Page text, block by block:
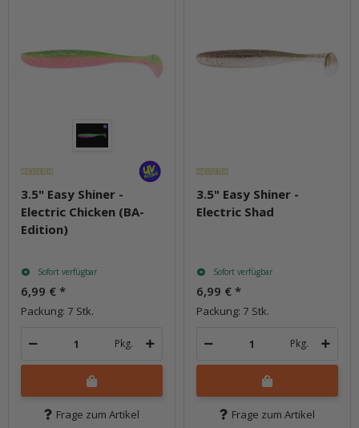
3.5" Easy Shiner -
Electric Chicken (BA-
Edition)
Sofort verfügbar
6,99 € *
Packung: 7 Stk.
Pkg.
Frage zum Artikel
3.5" Easy Shiner -
Electric Shad
Sofort verfügbar
6,99 € *
Packung: 7 Stk.
Pkg.
Frage zum Artikel